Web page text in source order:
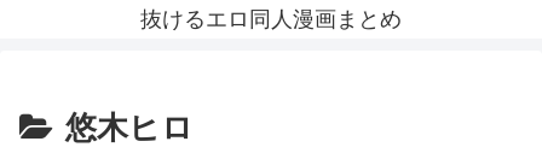
抜けるエロ同人漫画まとめ
悠木ヒロ